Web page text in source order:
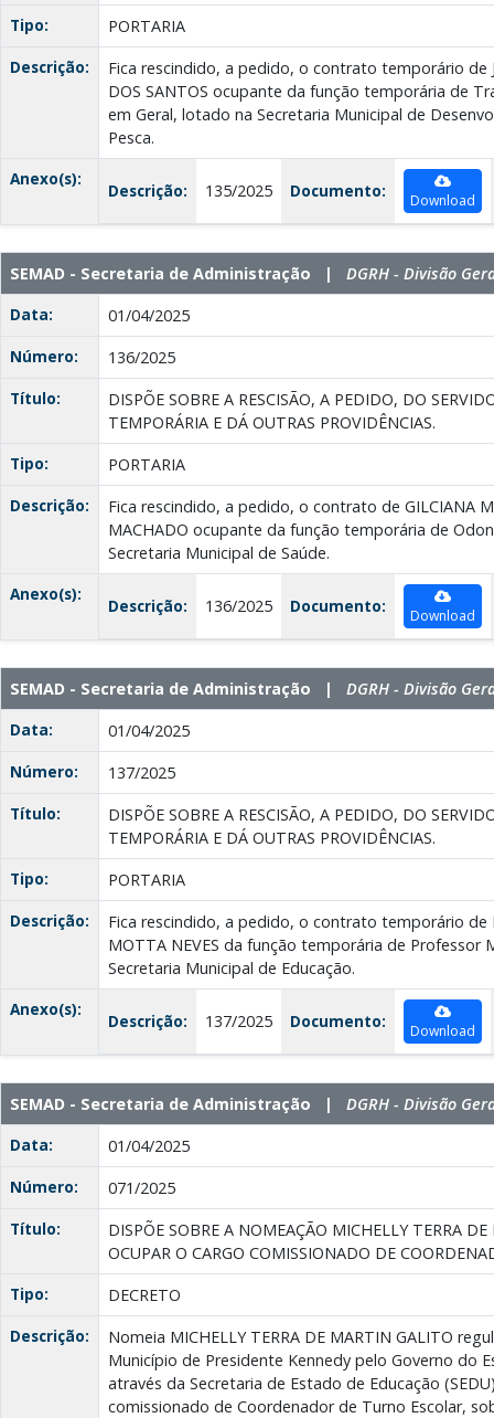
Tipo:
PORTARIA
Descrição:
Fica rescindido, a pedido, o contrato temporário de
DOS SANTOS ocupante da função temporária de
em Geral, lotado na Secretaria Municipal de
Pesca.
Anexo(s):
Descrição: 135/2025 Documento: Download
SEMAD - Secretaria de Administração | DGRH - Divisão
Data:
01/04/2025
Número:
136/2025
Título:
DISPÕE SOBRE A RESCISÃO, A PEDIDO, DO
TEMPORÁRIA E DÁ OUTRAS PROVIDÊNCIAS.
Tipo:
PORTARIA
Descrição:
Fica rescindido, a pedido, o contrato de GILCIANA
MACHADO ocupante da função temporária de
Secretaria Municipal de Saúde.
Anexo(s):
Descrição: 136/2025 Documento: Download
SEMAD - Secretaria de Administração | DGRH - Divisão
Data:
01/04/2025
Número:
137/2025
Título:
DISPÕE SOBRE A RESCISÃO, A PEDIDO, DO
TEMPORÁRIA E DÁ OUTRAS PROVIDÊNCIAS.
Tipo:
PORTARIA
Descrição:
Fica rescindido, a pedido, o contrato temporário de
MOTTA NEVES da função temporária de Professor
Secretaria Municipal de Educação.
Anexo(s):
Descrição: 137/2025 Documento: Download
SEMAD - Secretaria de Administração | DGRH - Divisão
Data:
01/04/2025
Número:
071/2025
Título:
DISPÕE SOBRE A NOMEAÇÃO MICHELLY TERRA
OCUPAR O CARGO COMISSIONADO DE
Tipo:
DECRETO
Descrição:
Nomeia MICHELLY TERRA DE MARTIN GALITO
Município de Presidente Kennedy pelo Governo do
através da Secretaria de Estado de Educação
comissionado de Coordenador de Turno Escolar,